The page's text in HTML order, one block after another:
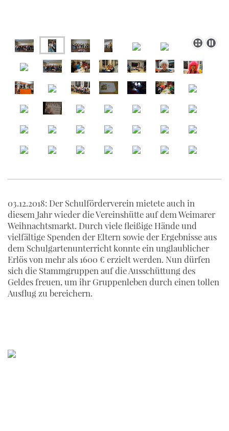
03.12.2018: Der Schulförderverein mietete auch in
diesem Jahr wieder die Vereinshütte auf dem Weimarer
Weihnachtsmarkt. Durch viele fleißige Hände und
vielfältige Spenden der Eltern sowie der Ergebnisse aus
dem Schulgartenunterricht konnte ein unglaublicher
Erlös von mehr als 1600 € erzielt werden. Nun dürfen
sich die Stammgruppen auf die Ausschüttung des
Geldes freuen, um ihr Gruppenleben durch einen tollen
Ausflug zu bereichern.